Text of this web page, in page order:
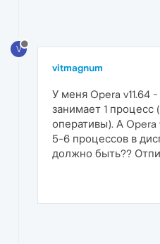
V
vitmagnum
У меня Opera v11.64
занимает 1
оперативы). А
5-6 процессов в
должно быть??